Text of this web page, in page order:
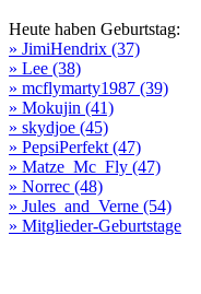
Heute haben Geburtstag:
» JimiHendrix (37)
» Lee (38)
» mcflymarty1987 (39)
» Mokujin (41)
» skydjoe (45)
» PepsiPerfekt (47)
» Matze_Mc_Fly (47)
» Norrec (48)
» Jules_and_Verne (54)
» Mitglieder-Geburtstage